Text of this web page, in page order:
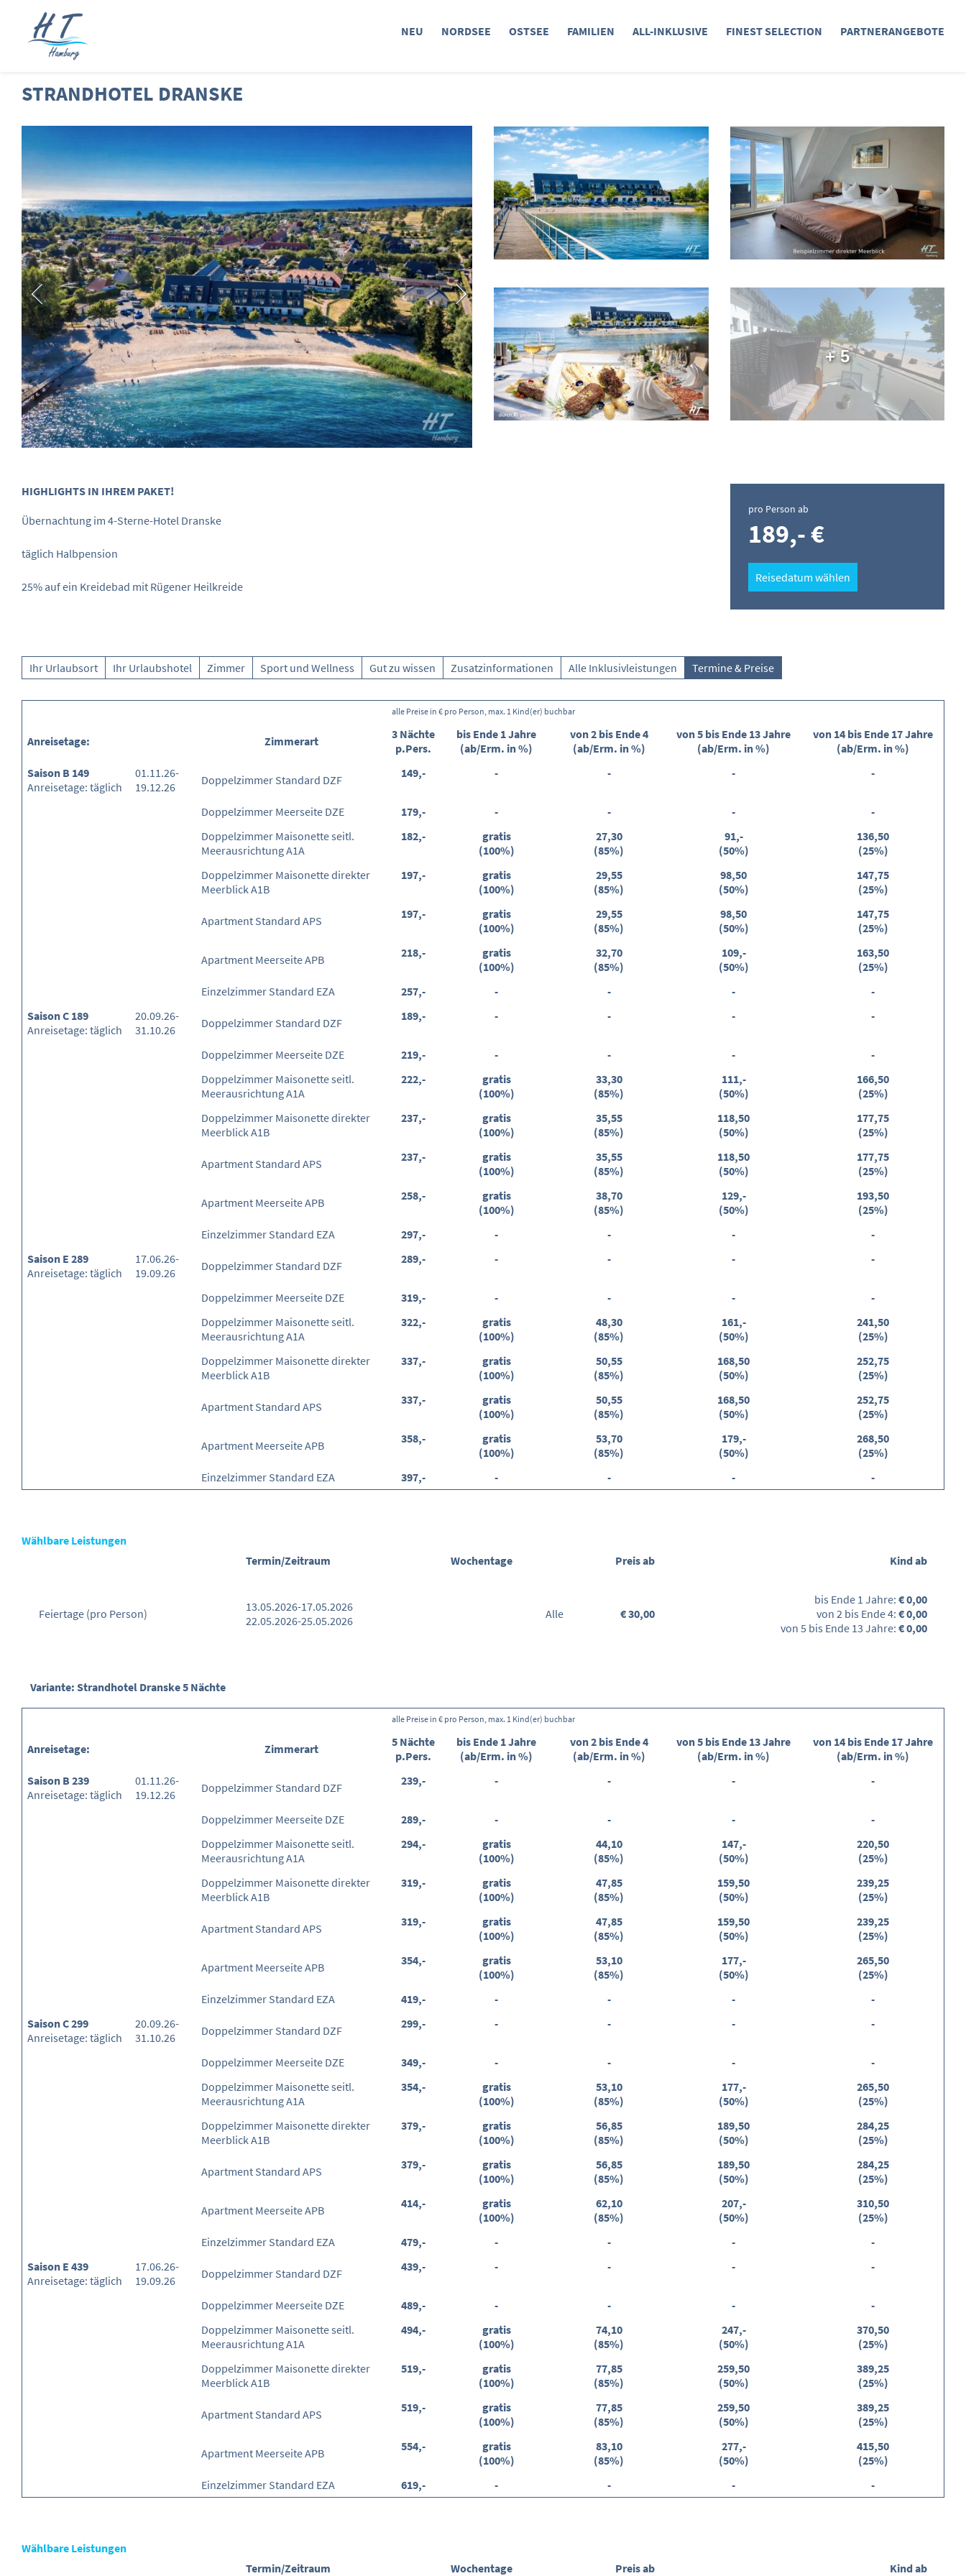
NEU NORDSEE OSTSEE FAMILIEN ALL-INKLUSIVE FINEST SELECTION PARTNERANGEBOTE
STRANDHOTEL DRANSKE
+ 5
HIGHLIGHTS IN IHREM PAKET!
Übernachtung im 4-Sterne-Hotel Dranske
täglich Halbpension
25% auf ein Kreidebad mit Rügener Heilkreide
pro Person ab
189,- €
Reisedatum wählen
Ihr Urlaubsort Ihr Urlaubshotel Zimmer Sport und Wellness Gut zu wissen Zusatzinformationen Alle Inklusivleistungen Termine & Preise
alle Preise in € pro Person, max. 1 Kind(er) buchbar
Anreisetage: Zimmerart
3 Nächte
p.Pers.
bis Ende 1 Jahre
(ab/Erm. in %)
von 2 bis Ende 4
(ab/Erm. in %)
von 5 bis Ende 13 Jahre
(ab/Erm. in %)
von 14 bis Ende 17 Jahre
(ab/Erm. in %)
Saison B 149
Anreisetage: täglich
01.11.26-
19.12.26
Doppelzimmer Standard DZF 149,- - - - -
Doppelzimmer Meerseite DZE 179,- - - -
-
Doppelzimmer Maisonette seitl.
Meerausrichtung A1A
182,-
gratis
(100%)
27,30
(85%)
91,-
(50%)
136,50
(25%)
Doppelzimmer Maisonette direkter
Meerblick A1B
197,-
gratis
(100%)
29,55
(85%)
98,50
(50%)
147,75
(25%)
Apartment Standard APS 197,-
gratis
(100%)
29,55
(85%)
98,50
(50%)
147,75
(25%)
Apartment Meerseite APB 218,-
gratis
(100%)
32,70
(85%)
109,-
(50%)
163,50
(25%)
Einzelzimmer Standard EZA
257,- - - -
-
Saison C 189
Anreisetage: täglich
20.09.26-
31.10.26
Doppelzimmer Standard DZF 189,- - - - -
Doppelzimmer Meerseite DZE 219,- - - -
-
Doppelzimmer Maisonette seitl.
Meerausrichtung A1A
222,-
gratis
(100%)
33,30
(85%)
111,-
(50%)
166,50
(25%)
Doppelzimmer Maisonette direkter
Meerblick A1B
237,-
gratis
(100%)
35,55
(85%)
118,50
(50%)
177,75
(25%)
Apartment Standard APS 237,-
gratis
(100%)
35,55
(85%)
118,50
(50%)
177,75
(25%)
Apartment Meerseite APB 258,-
gratis
(100%)
38,70
(85%)
129,-
(50%)
193,50
(25%)
Einzelzimmer Standard EZA
297,- - - -
-
Saison E 289
Anreisetage: täglich
17.06.26-
19.09.26
Doppelzimmer Standard DZF 289,- - - - -
Doppelzimmer Meerseite DZE 319,- - - -
-
Doppelzimmer Maisonette seitl.
Meerausrichtung A1A
322,-
gratis
(100%)
48,30
(85%)
161,-
(50%)
241,50
(25%)
Doppelzimmer Maisonette direkter
Meerblick A1B
337,-
gratis
(100%)
50,55
(85%)
168,50
(50%)
252,75
(25%)
Apartment Standard APS 337,-
gratis
(100%)
50,55
(85%)
168,50
(50%)
252,75
(25%)
Apartment Meerseite APB 358,-
gratis
(100%)
53,70
(85%)
179,-
(50%)
268,50
(25%)
Einzelzimmer Standard EZA
397,- - - - -
Wählbare Leistungen
Termin/Zeitraum
Wochentage Preis ab Kind ab
Feiertage (pro Person)
13.05.2026-17.05.2026
22.05.2026-25.05.2026
Alle € 30,00
bis Ende 1 Jahre: € 0,00
von 2 bis Ende 4: € 0,00
von 5 bis Ende 13 Jahre: € 0,00
Variante: Strandhotel Dranske 5 Nächte
alle Preise in € pro Person, max. 1 Kind(er) buchbar
Anreisetage: Zimmerart
5 Nächte
p.Pers.
bis Ende 1 Jahre
(ab/Erm. in %)
von 2 bis Ende 4
(ab/Erm. in %)
von 5 bis Ende 13 Jahre
(ab/Erm. in %)
von 14 bis Ende 17 Jahre
(ab/Erm. in %)
Saison B 239
Anreisetage: täglich
01.11.26-
19.12.26
Doppelzimmer Standard DZF 239,- - - - -
Doppelzimmer Meerseite DZE 289,- - - -
-
Doppelzimmer Maisonette seitl.
Meerausrichtung A1A
294,-
gratis
(100%)
44,10
(85%)
147,-
(50%)
220,50
(25%)
Doppelzimmer Maisonette direkter
Meerblick A1B
319,-
gratis
(100%)
47,85
(85%)
159,50
(50%)
239,25
(25%)
Apartment Standard APS 319,-
gratis
(100%)
47,85
(85%)
159,50
(50%)
239,25
(25%)
Apartment Meerseite APB 354,-
gratis
(100%)
53,10
(85%)
177,-
(50%)
265,50
(25%)
Einzelzimmer Standard EZA
419,- - - -
-
Saison C 299
Anreisetage: täglich
20.09.26-
31.10.26
Doppelzimmer Standard DZF 299,- - - - -
Doppelzimmer Meerseite DZE 349,- - - -
-
Doppelzimmer Maisonette seitl.
Meerausrichtung A1A
354,-
gratis
(100%)
53,10
(85%)
177,-
(50%)
265,50
(25%)
Doppelzimmer Maisonette direkter
Meerblick A1B
379,-
gratis
(100%)
56,85
(85%)
189,50
(50%)
284,25
(25%)
Apartment Standard APS 379,-
gratis
(100%)
56,85
(85%)
189,50
(50%)
284,25
(25%)
Apartment Meerseite APB 414,-
gratis
(100%)
62,10
(85%)
207,-
(50%)
310,50
(25%)
Einzelzimmer Standard EZA
479,- - - -
-
Saison E 439
Anreisetage: täglich
17.06.26-
19.09.26
Doppelzimmer Standard DZF 439,- - - - -
Doppelzimmer Meerseite DZE 489,- - - -
-
Doppelzimmer Maisonette seitl.
Meerausrichtung A1A
494,-
gratis
(100%)
74,10
(85%)
247,-
(50%)
370,50
(25%)
Doppelzimmer Maisonette direkter
Meerblick A1B
519,-
gratis
(100%)
77,85
(85%)
259,50
(50%)
389,25
(25%)
Apartment Standard APS 519,-
gratis
(100%)
77,85
(85%)
259,50
(50%)
389,25
(25%)
Apartment Meerseite APB 554,-
gratis
(100%)
83,10
(85%)
277,-
(50%)
415,50
(25%)
Einzelzimmer Standard EZA
619,- - - - -
Wählbare Leistungen
Termin/Zeitraum
Wochentage Preis ab Kind ab